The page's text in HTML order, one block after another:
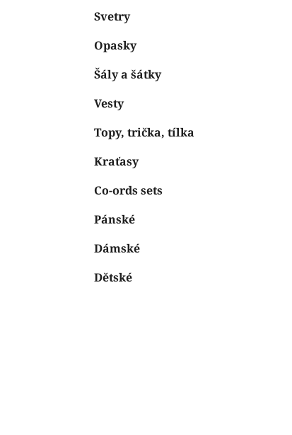
Svetry
Opasky
Šály a šátky
Vesty
Topy, trička, tílka
Kraťasy
Co-ords sets
Pánské
Dámské
Dětské